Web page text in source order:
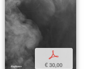
p
€ 30,00